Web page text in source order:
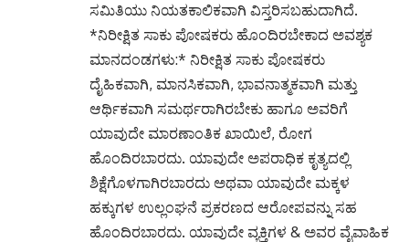
ಸಮಿತಿಯು ನಿಯತಕಾಲಿಕವಾಗಿ ವಿಸ್ತರಿಸಬಹುದಾಗಿದೆ.
*ನಿರೀಕ್ಷಿತ ಸಾಕು ಪೋಷಕರು ಹೊಂದಿರಬೇಕಾದ ಅವಶ್ಯಕ
ಮಾನದಂಡಗಳು:* ನಿರೀಕ್ಷಿತ ಸಾಕು ಪೋಷಕರು
ದೈಹಿಕವಾಗಿ, ಮಾನಸಿಕವಾಗಿ, ಭಾವನಾತ್ಮಕವಾಗಿ ಮತ್ತು
ಆರ್ಥಿಕವಾಗಿ ಸಮರ್ಥರಾಗಿರಬೇಕು ಹಾಗೂ ಅವರಿಗೆ
ಯಾವುದೇ ಮಾರಣಾಂತಿಕ ಖಾಯಿಲೆ, ರೋಗ
ಹೊಂದಿರಬಾರದು. ಯಾವುದೇ ಅಪರಾಧಿಕ ಕೃತ್ಯದಲ್ಲಿ
ಶಿಕ್ಷೆಗೊಳಗಾಗಿರಬಾರದು ಅಥವಾ ಯಾವುದೇ ಮಕ್ಕಳ
ಹಕ್ಕುಗಳ ಉಲ್ಲಂಘನೆ ಪ್ರಕರಣದ ಆರೋಪವನ್ನು ಸಹ
ಹೊಂದಿರಬಾರದು. ಯಾವುದೇ ವ್ಯಕ್ತಿಗಳ & ಅವರ ವೈವಾಹಿಕ